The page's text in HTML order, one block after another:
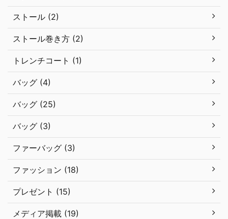
ストール (2)
ストール巻き方 (2)
トレンチコート (1)
バッグ (4)
バッグ (25)
バッグ (3)
ファーバッグ (3)
ファッション (18)
プレゼント (15)
メディア掲載 (19)